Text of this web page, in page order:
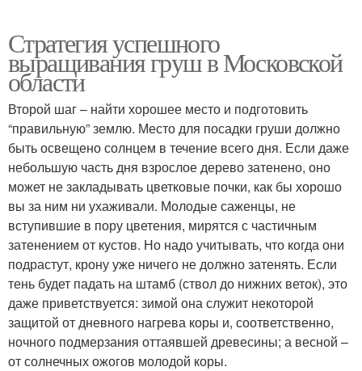
Стратегия успешного
выращивания груш в Московской
области
Второй шаг – найти хорошее место и подготовить
“правильную” землю. Место для посадки груши должно
быть освещено солнцем в течение всего дня. Если даже
небольшую часть дня взрослое дерево затенено, оно
может не закладывать цветковые почки, как бы хорошо
вы за ним ни ухаживали. Молодые саженцы, не
вступившие в пору цветения, мирятся с частичным
затенением от кустов. Но надо учитывать, что когда они
подрастут, крону уже ничего не должно затенять. Если
тень будет падать на штамб (ствол до нижних веток), это
даже приветствуется: зимой она служит некоторой
защитой от дневного нагрева коры и, соответственно,
ночного подмерзания оттаявшей древесины; а весной –
от солнечных ожогов молодой коры.